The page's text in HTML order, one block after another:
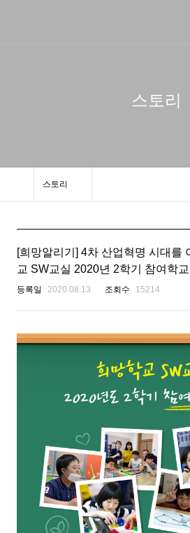
스토리
스토리
[희망알리기] 4차 산업혁명 시대를
교 SW교실 2020년 2학기 참여학
등록일 2020.08.13 조회수 15214